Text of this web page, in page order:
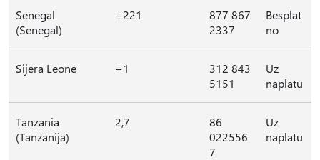
Senegal
(Senegal)
+221
877 867
2337
Besplat
no
Sijera Leone +1
312 843
5151
Uz
naplatu
Tanzania
(Tanzanija)
2,7
86
022556
7
Uz
naplatu